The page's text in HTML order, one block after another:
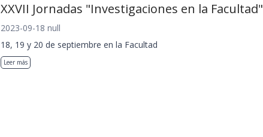
XXVII Jornadas "Investigaciones en la Facultad"
2023-09-18 null
18, 19 y 20 de septiembre en la Facultad
Leer más